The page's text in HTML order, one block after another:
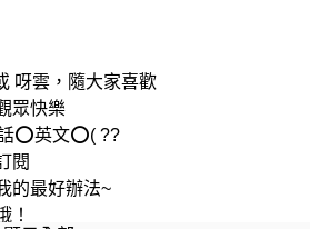
呀雲，隨大家喜歡
眾快樂
⭕️英文⭕️( ??
閱
的最好辦法~
！